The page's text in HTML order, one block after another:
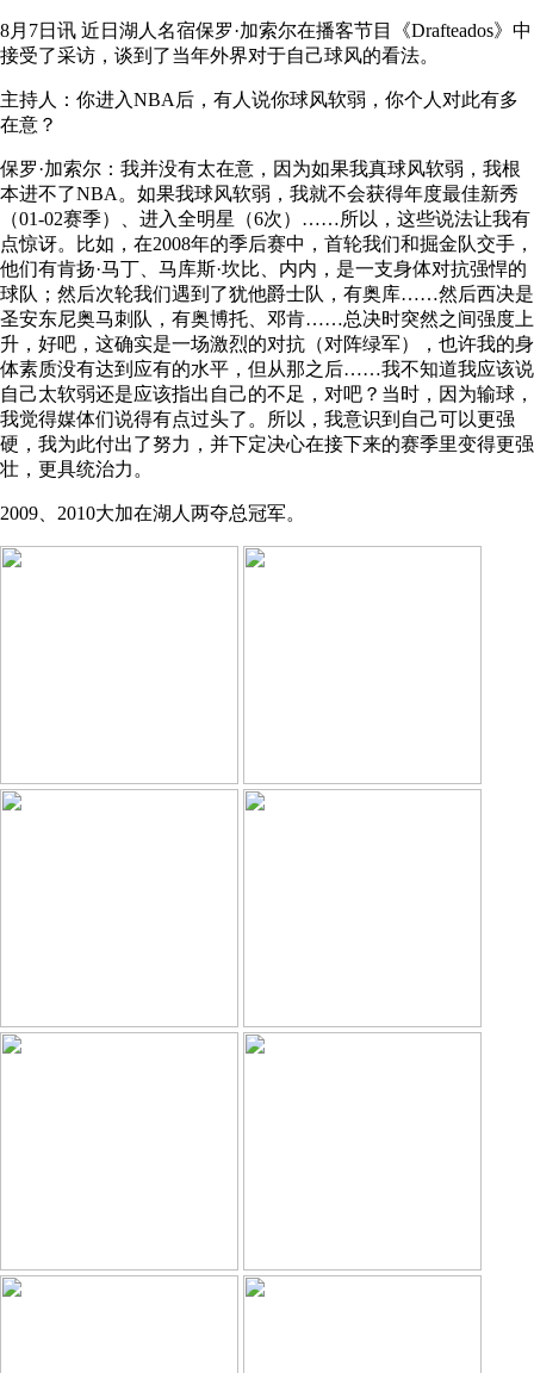
8月7日讯 近日湖人名宿保罗·加索尔在播客节目《Drafteados》中
接受了采访，谈到了当年外界对于自己球风的看法。
主持人：你进入NBA后，有人说你球风软弱，你个人对此有多
在意？
保罗·加索尔：我并没有太在意，因为如果我真球风软弱，我根
本进不了NBA。如果我球风软弱，我就不会获得年度最佳新秀
（01-02赛季）、进入全明星（6次）……所以，这些说法让我有
点惊讶。比如，在2008年的季后赛中，首轮我们和掘金队交手，
他们有肯扬·马丁、马库斯·坎比、内内，是一支身体对抗强悍的
球队；然后次轮我们遇到了犹他爵士队，有奥库……然后西决是
圣安东尼奥马刺队，有奥博托、邓肯……总决时突然之间强度上
升，好吧，这确实是一场激烈的对抗（对阵绿军），也许我的身
体素质没有达到应有的水平，但从那之后……我不知道我应该说
自己太软弱还是应该指出自己的不足，对吧？当时，因为输球，
我觉得媒体们说得有点过头了。所以，我意识到自己可以更强
硬，我为此付出了努力，并下定决心在接下来的赛季里变得更强
壮，更具统治力。
2009、2010大加在湖人两夺总冠军。